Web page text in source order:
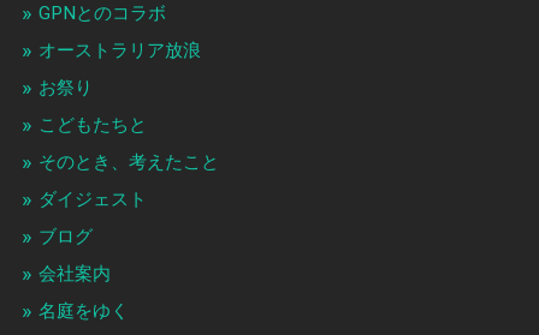
GPNとのコラボ
オーストラリア放浪
お祭り
こどもたちと
そのとき、考えたこと
ダイジェスト
ブログ
会社案内
名庭をゆく